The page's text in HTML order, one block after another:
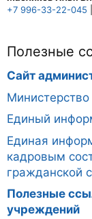
+7 996-33-22-045
Полезные
Сайт
Министерство
Единый
Единая
кадровым
гражданской
Полезные
учреждений